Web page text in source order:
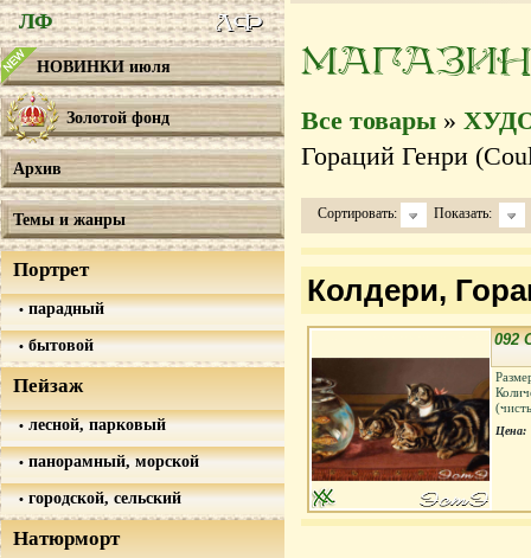
ЛФ
НОВИНКИ июля
Золотой фонд
Архив
Темы и жанры
Портрет
парадный
бытовой
Пейзаж
лесной, парковый
панорамный, морской
городской, сельский
Натюрморт
МАГАЗИН
Все товары »
Гораций Генри
Сортировать: Показать:
Колдери,
092
Цена: